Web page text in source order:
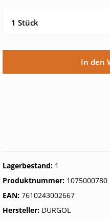
Produkt Anzahl: Gib
In den
Lagerbestand: 1
Produktnummer: 1075000780
EAN: 7610243002667
Hersteller: DURGOL